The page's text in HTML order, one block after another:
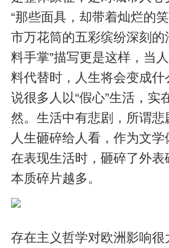
“那些面具，却带着灿烂的
市万花筒的五彩缤纷深刻的
料手掌”描写更是这样，当
料代替时，人生将会变成
说很多人以“假心”生活，实
然。生活中有悲剧，所谓悲
人生砸碎给人看，作为文
在表现生活时，砸碎了外表
本质碎片越多。
存在主义哲学对欧洲影响很